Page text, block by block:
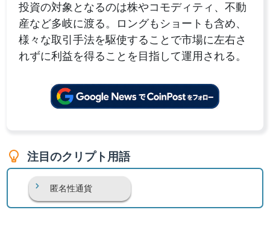
投資の対象となるのは株やコモディティ、不動
産など多岐に渡る。ロングもショートも含め、
様々な取引手法を駆使することで市場に左右さ
れずに利益を得ることを目指して運用される。
注目のクリプト用語
匿名性通貨